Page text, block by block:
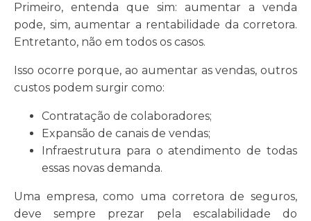
Primeiro, entenda que sim: aumentar a venda
pode, sim, aumentar a rentabilidade da corretora.
Entretanto, não em todos os casos.
Isso ocorre porque, ao aumentar as vendas, outros
custos podem surgir como:
Contratação de colaboradores;
Expansão de canais de vendas;
Infraestrutura para o atendimento de todas
essas novas demanda.
Uma empresa, como uma corretora de seguros,
deve sempre prezar pela escalabilidade do